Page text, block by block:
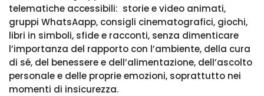
telematiche accessibili: storie e video animati,
gruppi WhatsAapp, consigli cinematografici, giochi,
libri in simboli, sfide e racconti, senza dimenticare
l’importanza del rapporto con l’ambiente, della cura
di sé, del benessere e dell’alimentazione, dell’ascolto
personale e delle proprie emozioni, soprattutto nei
momenti di insicurezza.